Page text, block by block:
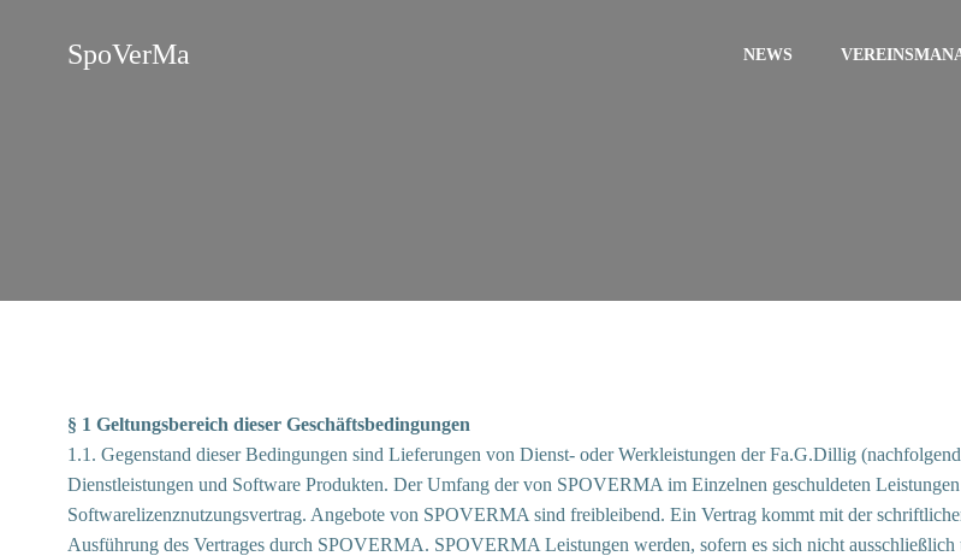
SpoVerMa NEWS
§ 1 Geltungsbereich dieser Geschäftsbedingungen
1.1. Gegenstand dieser Bedingungen sind Lieferungen von Dienst- oder Werkleistungen der Fa.G.Dillig
Dienstleistungen und Software Produkten. Der Umfang der von SPOVERMA im Einzelnen geschuldeten
Softwarelizenznutzungsvertrag. Angebote von SPOVERMA sind freibleibend. Ein Vertrag kommt mit der
Ausführung des Vertrages durch SPOVERMA. SPOVERMA Leistungen werden, sofern es sich nicht